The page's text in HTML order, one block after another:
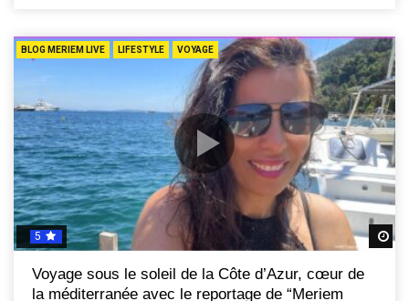
BLOG MERIEM LIVE LIFESTYLE VOYAGE
5
Voyage sous le soleil de la Côte d’Azur, cœur de
la méditerranée avec le reportage de “Meriem